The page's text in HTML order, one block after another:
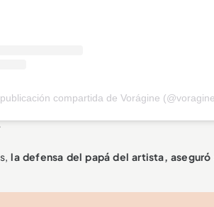
compartida de Vorágine
la defensa del papá del artista,